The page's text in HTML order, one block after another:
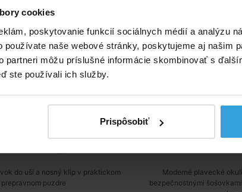
cookies
poskytovanie funkcií sociálnych médií a analýzu
používate naše webové stránky, poskytujeme aj našim
partneri môžu príslušné informácie skombinovať s
ste používali ich služby.
Prispôsobiť
do uší a nosný klip v praktickom
prepravnom puzdre
Moderné plavecké
bezpečnostnými